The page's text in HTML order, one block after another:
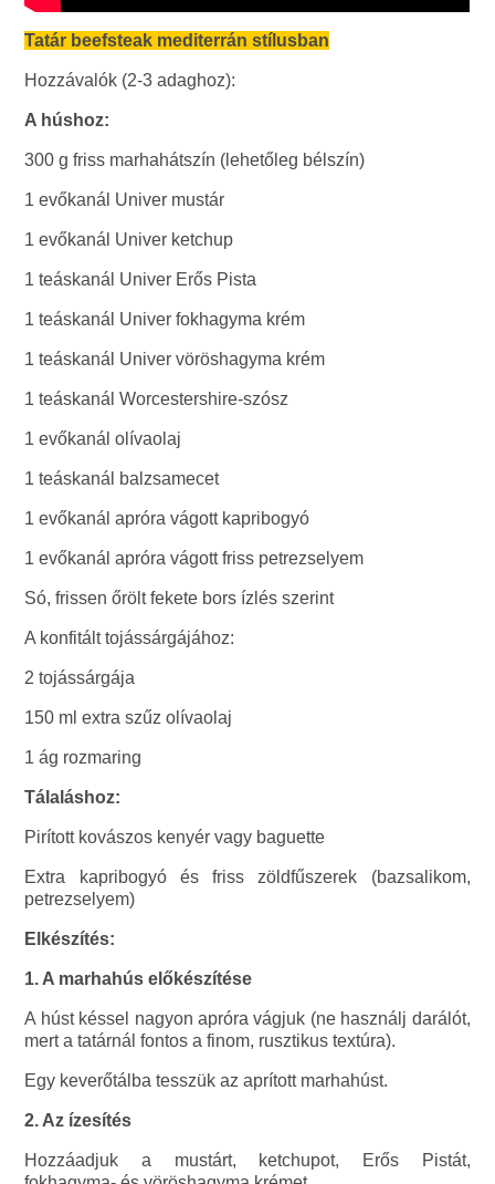
Tatár beefsteak mediterrán stílusban
Hozzávalók (2-3 adaghoz):
A húshoz:
300 g friss marhahátszín (lehetőleg bélszín)
1 evőkanál Univer mustár
1 evőkanál Univer ketchup
1 teáskanál Univer Erős Pista
1 teáskanál Univer fokhagyma krém
1 teáskanál Univer vöröshagyma krém
1 teáskanál Worcestershire-szósz
1 evőkanál olívaolaj
1 teáskanál balzsamecet
1 evőkanál apróra vágott kapribogyó
1 evőkanál apróra vágott friss petrezselyem
Só, frissen őrölt fekete bors ízlés szerint
A konfitált tojássárgájához:
2 tojássárgája
150 ml extra szűz olívaolaj
1 ág rozmaring
Tálaláshoz:
Pirított kovászos kenyér vagy baguette
Extra kapribogyó és friss zöldfűszerek (bazsalikom,
petrezselyem)
Elkészítés:
1. A marhahús előkészítése
A húst késsel nagyon apróra vágjuk (ne használj darálót,
mert a tatárnál fontos a finom, rusztikus textúra).
Egy keverőtálba tesszük az aprított marhahúst.
2. Az ízesítés
Hozzáadjuk a mustárt, ketchupot, Erős Pistát,